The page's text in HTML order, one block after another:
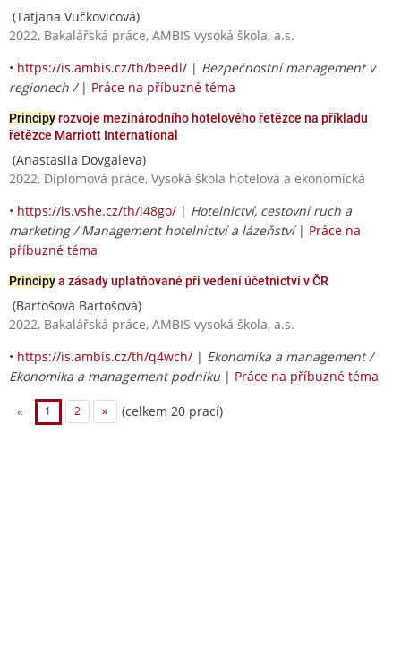
(Tatjana Vučkovicová)
2022, Bakalářská práce, AMBIS vysoká škola, a.s.
• https://is.ambis.cz/th/beedl/ | Bezpečnostní management v
regionech / | Práce na příbuzné téma
Principyrozvoje mezinárodního hotelového řetězce na příkladu
řetězce Marriott International
(Anastasiia Dovgaleva)
2022, Diplomová práce, Vysoká škola hotelová a ekonomická
• https://is.vshe.cz/th/i48go/ | Hotelnictví, cestovní ruch a
marketing / Management hotelnictví a lázeňství| Práce na
příbuzné téma
Principya zásady uplatňované při vedení účetnictví v ČR
(Bartošová Bartošová)
2022, Bakalářská práce, AMBIS vysoká škola, a.s.
• https://is.ambis.cz/th/q4wch/ | Ekonomika a management /
Ekonomika a management podniku | Práce na příbuzné téma
« 1 2 » (celkem 20 prací)